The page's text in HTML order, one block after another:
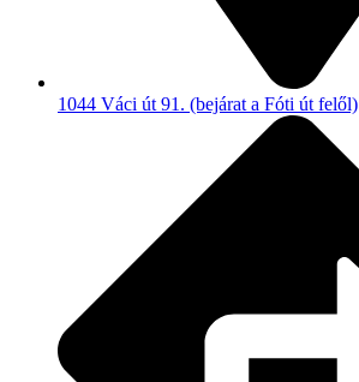
1044 Váci út 91. (bejárat a Fóti út felől)